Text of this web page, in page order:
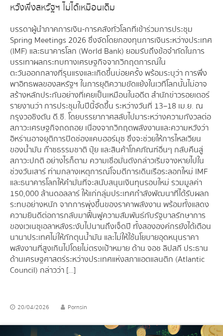
หวังพึ่งสหรัฐฯ ไม่ได้เหมือนเดิม
บรรดาผู้นำภาคการเงิน-การคลังทั่วโลกที่เข้าร่วมการประชุม
Spring Meetings 2026 ซึ่งจัดโดยกองทุนการเงินระหว่างประเทศ
(IMF) และธนาคารโลก (World Bank) ยอมรับถึงข้อจำกัดในการ
บรรเทาผลกระทบทางเศรษฐกิจจากวิกฤตการณ์ใน
ตะวันออกกลางที่รุนแรงและเกิดขึ้นบ่อยครั้ง พร้อมระบุว่า การพึ่ง
พาอิทธพลของสหรัฐฯ ในการยุติความขัดแย้งในเวทีโลกนั้นไม่อาจ
สร้างหลักประกันอย่างที่เคยเป็นเหมือนในอดีต สำนักข่าวรอยเตอร์
รายงานว่า การประชุมในปีนี้จัดขึ้น ระหว่างวันที่ 13–18 เม.ย. ณ
กรุงวอชิงตัน ดี.ซี. โดยบรรยากาศสลับไปมาระหว่างความกังวลต่อ
สภาวะเศรษฐกิจถดถอย เนื่องจากวิกฤตพลังงานและความหวังว่า
อิหร่านอาจยุติการปิดช่องแคบฮอร์มุซ ซึ่งจะช่วยให้การไหลเวียน
ของน้ำมัน ก๊าซธรรมชาติ ปุ๋ย และสินค้าโภคภัณฑ์อื่นๆ กลับคืนสู่
สภาวะปกติ อย่างไรก็ตาม ความเชื่อมั่นดังกล่าวเริ่มจางหายไปใน
ช่วงวันเสาร์ ท่ามกลางเหตุการณ์โจมตีการเดินเรือระลอกใหม่ IMF
และธนาคารโลกให้คำมั่นที่จะสนับสนุนเงินทุนรอบใหม่ รวมมูลค่า
150,000 ล้านดอลลาร์ ให้แก่กลุ่มประเทศกำลังพัฒนาที่ได้รับผลก
ระทบอย่างหนัก จากการพุ่งขึ้นของราคาพลังงาน พร้อมทั้งแสดง
ความยินดีต่อการกลับมาฟื้นฟูความสัมพันธ์กับรัฐบาลรักษาการ
ของเวเนซุเอลาหลังระงับไปนานถึงเจ็ดปี ทั้งสององค์กรยังได้เตือน
นานาประเทศไม่ให้กักตุนน้ำมัน และไม่ให้ใช้นโยบายอุดหนุนราคา
พลังงานที่สูงเกินไปโดยไม่ตรงเป้าหมาย ด้าน จอช ลิปสกี ประธาน
ด้านเศรษฐศาสตร์ระหว่างประเทศแห่งสภาแอตแลนติก (Atlantic
Council) กล่าวว่า […]
20/04/2026 Pornsin